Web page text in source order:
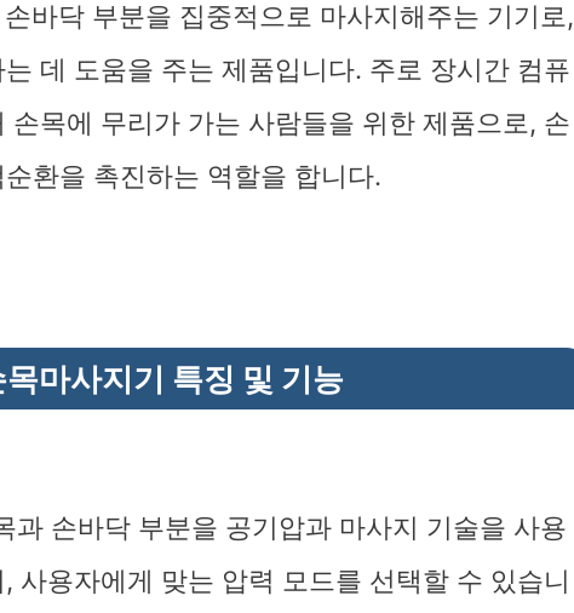
바닥 부분을 집중적으로 마사지해주는 기기로,
데 도움을 주는 제품입니다. 주로 장시간 컴퓨
손목에 무리가 가는 사람들을 위한 제품으로, 손
환을 촉진하는 역할을 합니다.
목마사지기 특징 및 기능
과 손바닥 부분을 공기압과 마사지 기술을 사용
사용자에게 맞는 압력 모드를 선택할 수 있습니